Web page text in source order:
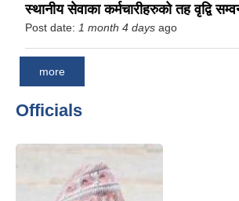
स्थानीय सेवाका कर्मचारीहरुको तह वृद्वि
Post date: 1 month 4 days ago
more
Officials